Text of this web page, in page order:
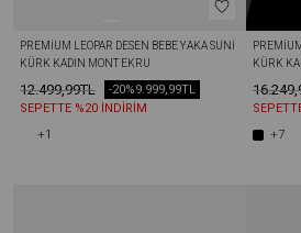
PREMIUM LEOPAR DESEN BEBE YAKA SUNI
KÜRK KADIN MONT EKRU
12.499,99TL 9.999,99TL
-20%
SEPETTE %20 İNDİRİM
+1
KÜRK
+7